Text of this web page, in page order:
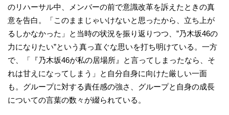
のリハーサル中、メンバーの前で意識改革を訴えたときの真
意を告白。「このままじゃいけないと思ったから、立ち上が
るしかなかった」と当時の状況を振り返りつつ、”乃木坂46の
力になりたい”という真っ直ぐな思いを打ち明けている。一方
で、「『乃木坂46が私の居場所』と言ってしまったなら、そ
れは甘えになってしまう」と自分自身に向けた厳しい一面
も。グループに対する責任感の強さ、グループと自身の成長
についての言葉の数々が綴られている。